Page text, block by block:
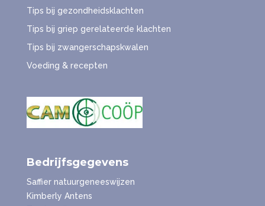
Tips bij gezondheidsklachten
Tips bij griep gerelateerde klachten
Tips bij zwangerschapskwalen
Voeding & recepten
Bedrijfsgegevens
Saffier natuurgeneeswijzen
Kimberly Antens